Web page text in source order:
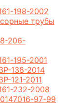
198-2002
трубы
206-
195-2001
138-2014
121-2011
232-2008
97-99